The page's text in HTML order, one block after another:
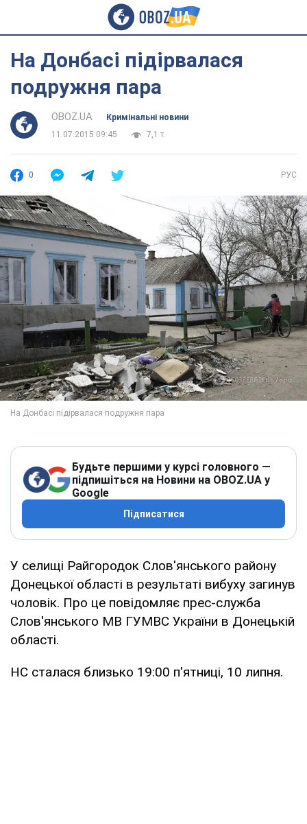
На Донбасі підірвалася
подружня пара
OBOZ.UA
Кримінальні новини
11.07.2015 09:45
7,1 т.
0 РУС
Будьте першими у курсі головного —
підпишіться на Новини на OBOZ.UA у
Google
Підписатися
У селищі Райгородок Слов'янського району
Донецької області в результаті вибуху загинув
чоловік. Про це повідомляє прес-служба
Слов'янського МВ ГУМВС України в Донецькій
області.
НС сталася близько 19:00 п'ятниці, 10 липня.